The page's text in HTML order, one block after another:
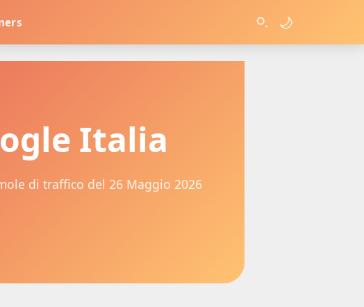
🌙
Italia
di traffico del 26 Maggio 2026